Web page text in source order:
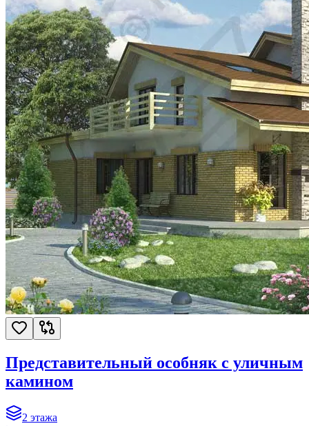
Представительный особняк с уличным
камином
2 этажа